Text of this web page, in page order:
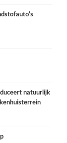
natuurlijk